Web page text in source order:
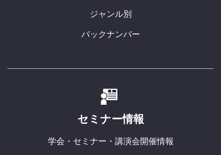
ジャンル別
バックナンバー
セミナー情報
学会・セミナー・講演会開催情報